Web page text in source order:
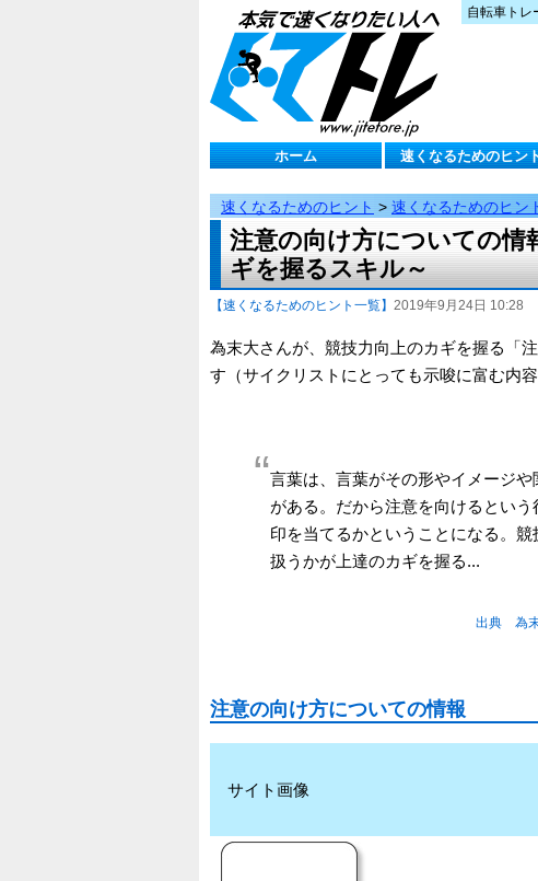
自転車トレ
ホーム 速くなるためのヒン
速くなるためのヒント > 速くなるためのヒン
注意の向け方についての
ギを握るスキル～
【速くなるためのヒント一覧】 2019年9月24日 10:28
為末大さんが、競技力向上のカギを握る「
す（サイクリストにとっても示唆に富む内容
言葉は、言葉がその形やイメージ
がある。だから注意を向けるとい
印を当てるかということになる。
扱うかが上達のカギを握る...
出典 為末
注意の向け方についての情報
サイト画像